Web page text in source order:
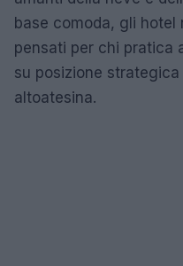
base comoda, gli hotel
pensati per chi pratica
su posizione
altoatesina.